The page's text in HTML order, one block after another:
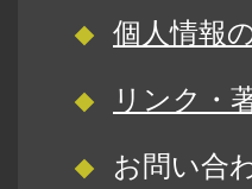
個人情報
リンク・
お問い合